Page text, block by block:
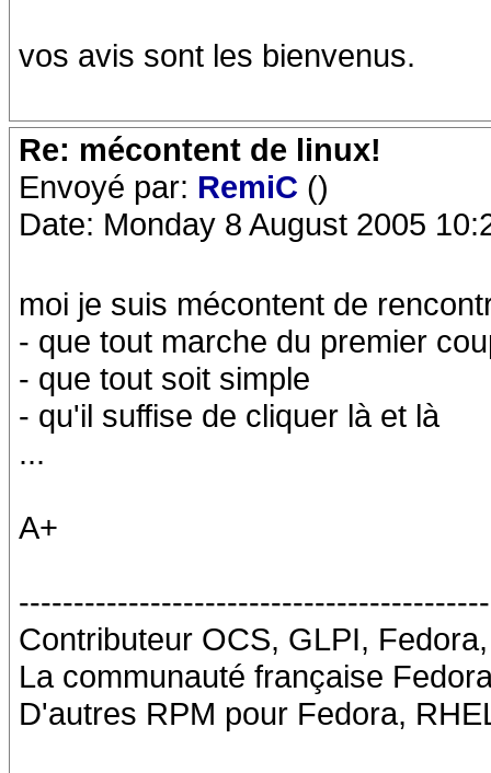
vos avis sont les bienvenus.
Re: mécontent de linux!
Envoyé par: RemiC ()
Date: Monday 8 August 2005
moi je suis mécontent de
- que tout marche du premier
- que tout soit simple
- qu'il suffise de cliquer là et là
...
A+
Contributeur OCS, GLPI,
La communauté française
D'autres RPM pour Fedora,